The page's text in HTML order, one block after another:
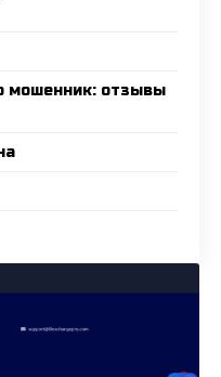
мошенник: отзывы